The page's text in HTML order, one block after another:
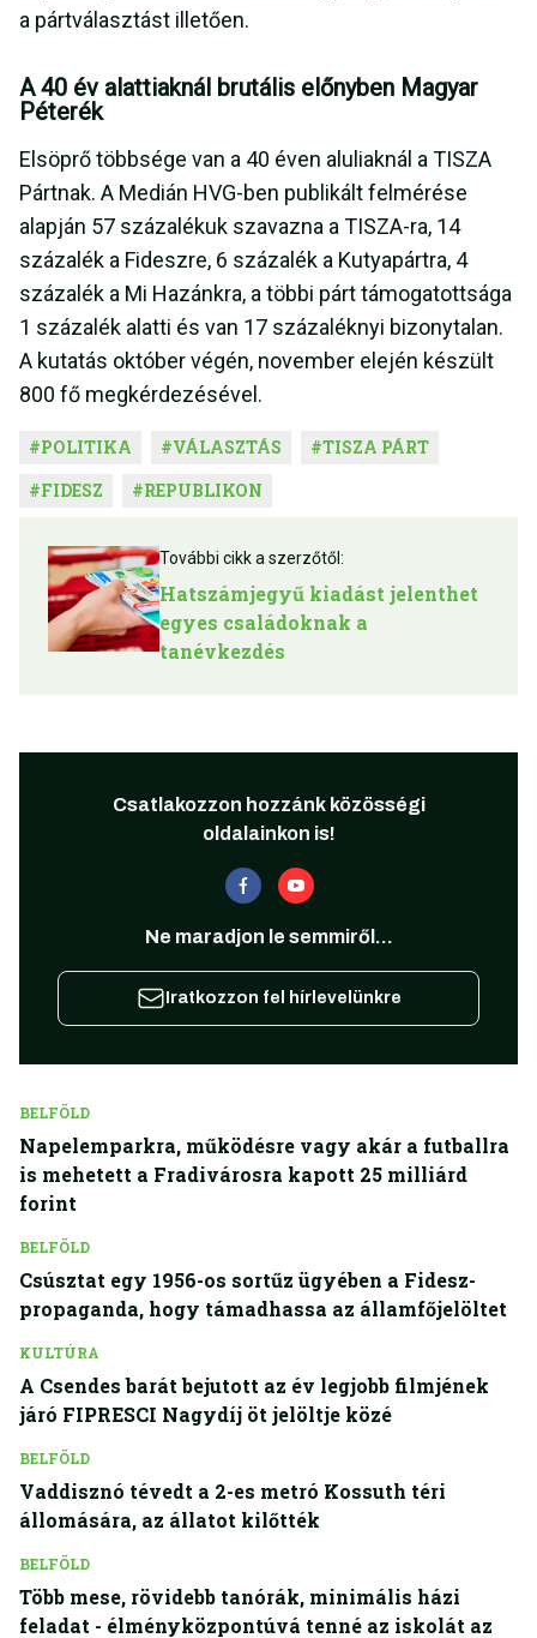
a pártválasztást illetően.
A 40 év alattiaknál brutális előnyben Magyar
Péterék
Elsöprő többsége van a 40 éven aluliaknál a TISZA
Pártnak. A Medián HVG-ben publikált felmérése
alapján 57 százalékuk szavazna a TISZA-ra, 14
százalék a Fideszre, 6 százalék a Kutyapártra, 4
százalék a Mi Hazánkra, a többi párt támogatottsága
1 százalék alatti és van 17 százaléknyi bizonytalan.
A kutatás október végén, november elején készült
800 fő megkérdezésével.
#POLITIKA #VÁLASZTÁS #TISZA PÁRT
#FIDESZ #REPUBLIKON
További cikk a szerzőtől:
Hatszámjegyű kiadást jelenthet
egyes családoknak a
tanévkezdés
Csatlakozzon hozzánk közösségi
oldalainkon is!
Ne maradjon le semmiről...
Iratkozzon fel hírlevelünkre
BELFÖLD
Napelemparkra, működésre vagy akár a futballra
is mehetett a Fradivárosra kapott 25 milliárd
forint
BELFÖLD
Csúsztat egy 1956-os sortűz ügyében a Fidesz-
propaganda, hogy támadhassa az államfőjelöltet
KULTÚRA
A Csendes barát bejutott az év legjobb filmjének
járó FIPRESCI Nagydíj öt jelöltje közé
BELFÖLD
Vaddisznó tévedt a 2-es metró Kossuth téri
állomására, az állatot kilőtték
BELFÖLD
Több mese, rövidebb tanórák, minimális házi
feladat - élményközpontúvá tenné az iskolát az